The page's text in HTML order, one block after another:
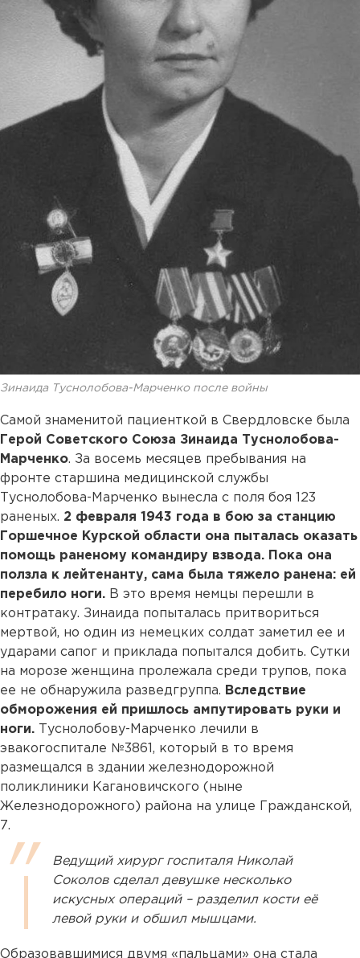
Зинаида Туснолобова-Марченко после войны
Самой знаменитой пациенткой в Свердловске была
Герой Советского Союза Зинаида Туснолобова-
Марченко. За восемь месяцев пребывания на
фронте старшина медицинской службы
Туснолобова-Марченко вынесла с поля боя 123
раненых. 2 февраля 1943 года в бою за станцию
Горшечное Курской области она пыталась оказать
помощь раненому командиру взвода. Пока она
ползла к лейтенанту, сама была тяжело ранена: ей
перебило ноги. В это время немцы перешли в
контратаку. Зинаида попыталась притвориться
мертвой, но один из немецких солдат заметил ее и
ударами сапог и приклада попытался добить. Сутки
на морозе женщина пролежала среди трупов, пока
ее не обнаружила разведгруппа. Вследствие
обморожения ей пришлось ампутировать руки и
ноги. Туснолобову-Марченко лечили в
эвакогоспитале №3861, который в то время
размещался в здании железнодорожной
поликлиники Кагановичского (ныне
Железнодорожного) района на улице Гражданской,
7.
Ведущий хирург госпиталя Николай
Соколов сделал девушке несколько
искусных операций – разделил кости её
левой руки и обшил мышцами.
Образовавшимися двумя «пальцами» она стала